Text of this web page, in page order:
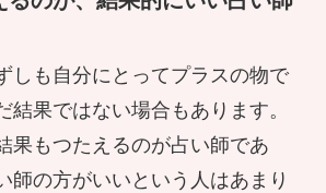
活かす霊能者たち～横のつ
きること～
るにはどうすればいい？霊
ースに意味はあるのか
がリアルに語る３１１当時
聴します
しも自分にとってプラスの物で
結果ではない場合もあります。
果もつたえるのが占い師であ
師の方がいいという人はあまり